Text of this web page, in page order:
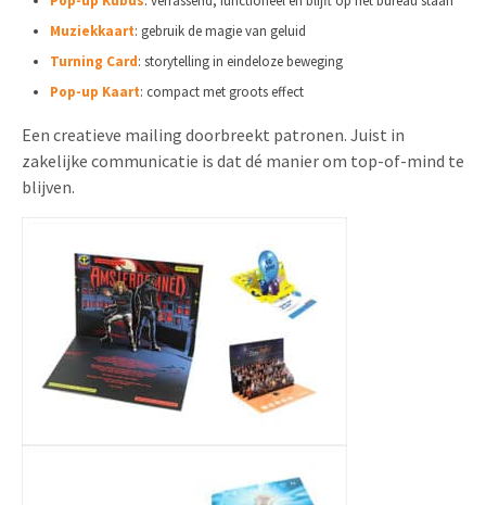
Muziekkaart: gebruik de magie van geluid
Turning Card: storytelling in eindeloze beweging
Pop-up Kaart: compact met groots effect
Een creatieve mailing doorbreekt patronen. Juist in
zakelijke communicatie is dat dé manier om top-of-mind te
blijven.